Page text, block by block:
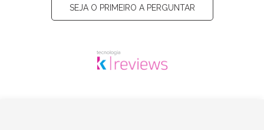
SEJA O PRIMEIRO A PERGUNTAR